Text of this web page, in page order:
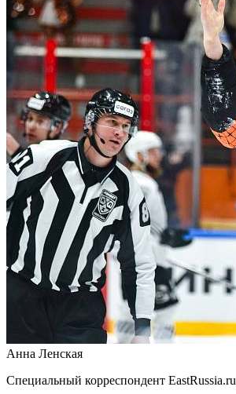
Анна Ленская
Специальный корреспондент EastRussia.ru